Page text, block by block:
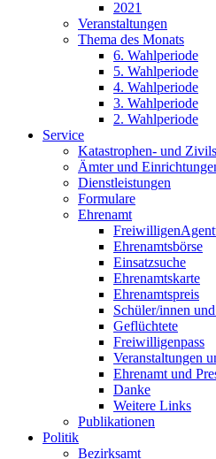
2021
Veranstaltungen
Thema des Monats
6. Wahlperiode
5. Wahlperiode
4. Wahlperiode
3. Wahlperiode
2. Wahlperiode
Service
Katastrophen- und
Ämter und
Dienst­leistungen
Formulare
Ehrenamt
Ehrenamtsbörse
Einsatzsuche
Ehrenamtskarte
Ehrenamtspreis
Schüler/innen
Geflüchtete
Freiwilligenpass
Veranstaltungen
Ehrenamt und
Danke
Weitere Links
Publikationen
Politik
Bezirksamt